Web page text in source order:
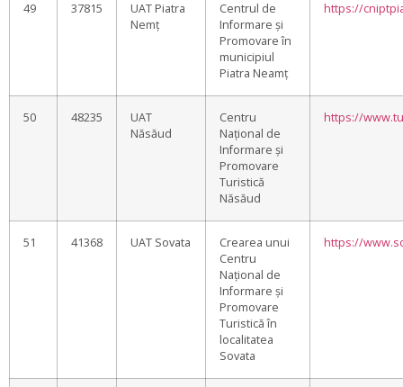
49 37815
UAT Piatra
Nemț
Centrul de
Informare și
Promovare în
municipiul
Piatra Neamț
https://
50 48235
UAT
Năsăud
Centru
Național de
Informare și
Promovare
Turistică
Năsăud
https://
51 41368 UAT Sovata
Crearea unui
Centru
Național de
Informare și
Promovare
Turistică în
localitatea
Sovata
https://